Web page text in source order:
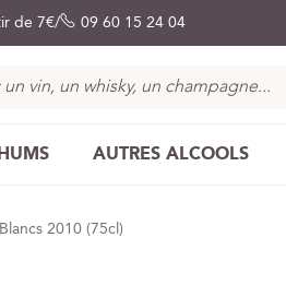
de 7€ 09 60 15 24 04
AUTRES ALCOOLS
2010 (75cl)